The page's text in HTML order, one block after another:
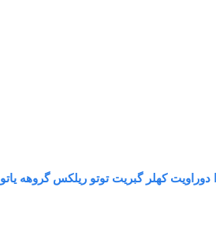
کهلر گبریت توتو ریلکس گروهه یاتو